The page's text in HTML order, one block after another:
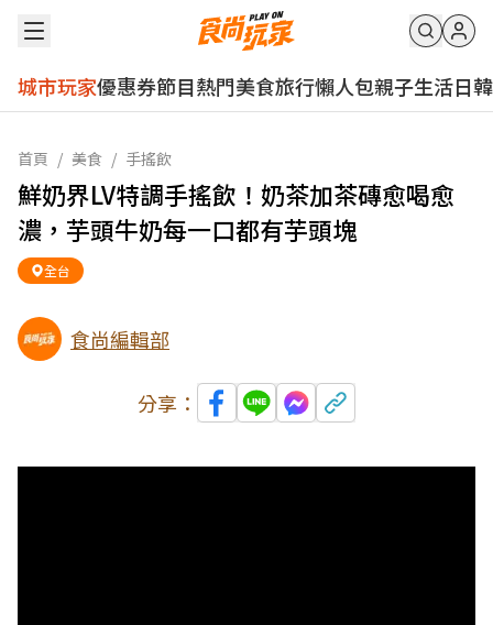
城市玩家優惠券節目熱門美食旅行懶人包親子生活日韓
首頁 / 美食 / 手搖飲
鮮奶界LV特調手搖飲！奶茶加茶磚愈喝愈
濃，芋頭牛奶每一口都有芋頭塊
全台
食尚編輯部
分享：